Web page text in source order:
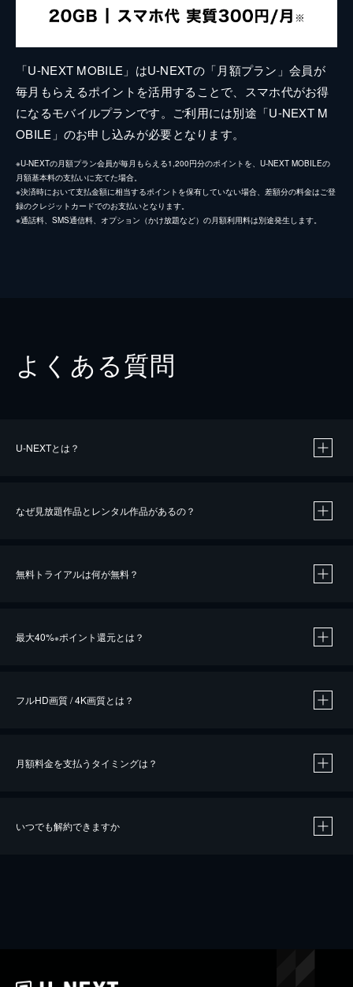
「U-NEXT MOBILE」はU-NEXTの「月額プラン」会員が
毎月もらえるポイントを活用することで、スマホ代がお得
になるモバイルプランです。ご利用には別途「U-NEXT M
OBILE」のお申し込みが必要となります。
※U-NEXTの月額プラン会員が毎月もらえる1,200円分のポイントを、U-NEXT MOBILEの
月額基本料の支払いに充てた場合。
※決済時において支払金額に相当するポイントを保有していない場合、差額分の料金はご登
録のクレジットカードでのお支払いとなります。
※通話料、SMS通信料、オプション（かけ放題など）の月額利用料は別途発生します。
よくある質問
U-NEXTとは？
なぜ見放題作品とレンタル作品があるの？
無料トライアルは何が無料？
最大40%※ポイント還元とは？
※40％ポイント還元の対象は、クレジットカード決済による作品の購入 / レンタルです。
iOSアプリのUコイン決済による作品の購入 / レンタルは、20％のポイント還元です。
フルHD画質 / 4K画質とは？
月額料金を支払うタイミングは？
いつでも解約できますか